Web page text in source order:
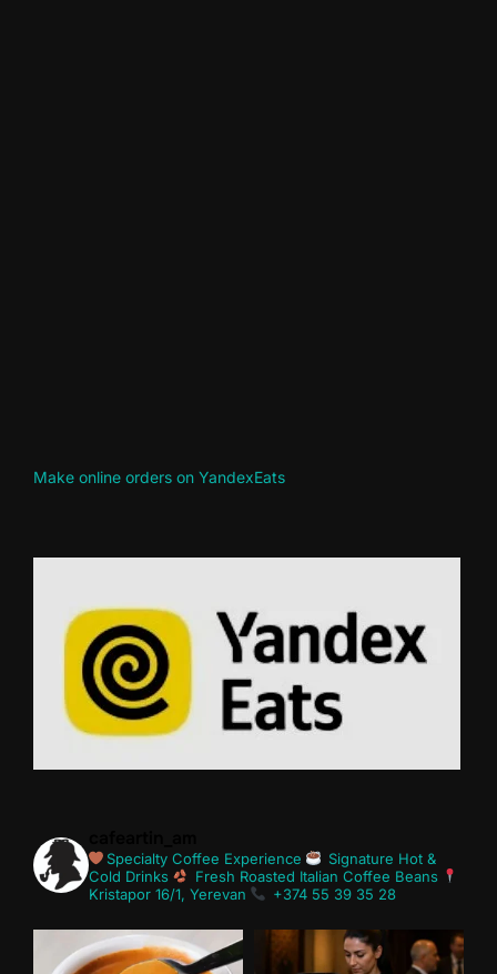
Make online orders on YandexEats
Specialty Coffee Experience
Signature Hot &
Cold Drinks
Fresh Roasted Italian Coffee Beans
Kristapor 16/1, Yerevan
+374 55 39 35 28